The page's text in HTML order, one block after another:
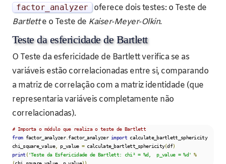
factor_analyzer
oferece dois testes: o Teste de
Bartlette o Teste de Kaiser-Meyer-Olkin.
Teste da esfericidade de Bartlett
O Teste da esfericidade de Bartlett verifica se as
variáveis estão correlacionadas entre si, comparando
a matriz de correlação com a matriz identidade (que
representaria variáveis completamente não
correlacionadas).
# Importa o módulo que realiza o teste de Bartlett
from factor_analyzer.factor_analyzer import calculate_bartlett_sphericity
chi_square_value, p_value = calculate_bartlett_sphericity(df)
print ('Teste da Esfericidade de Bartlett: chi² = %d,  p_value = %d' %